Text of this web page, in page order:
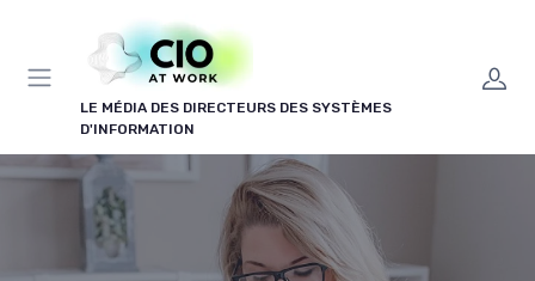
LE MÉDIA DES DIRECTEURS DES SYSTÈMES
D'INFORMATION